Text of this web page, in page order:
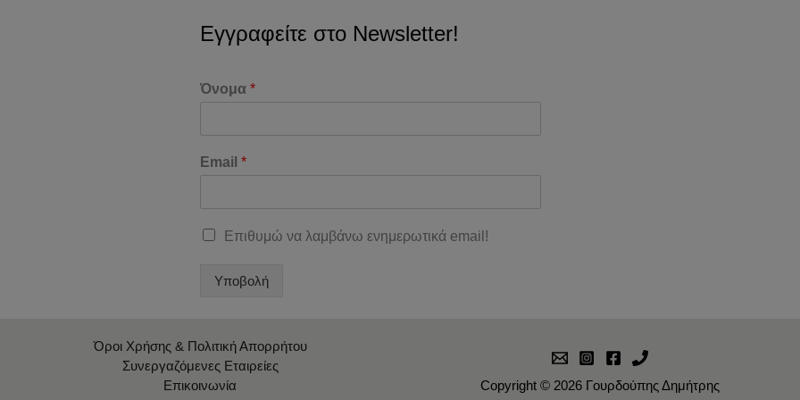
Εγγραφείτε στο Newsletter!
Όνομα *
Email *
Επιθυμώ να λαμβάνω ενημερωτικά email!
Υποβολή
Όροι Χρήσης & Πολιτική Απορρήτου
Συνεργαζόμενες Εταιρείες
Επικοινωνία
Copyright © 2026 Γουρδούπης Δημήτρης